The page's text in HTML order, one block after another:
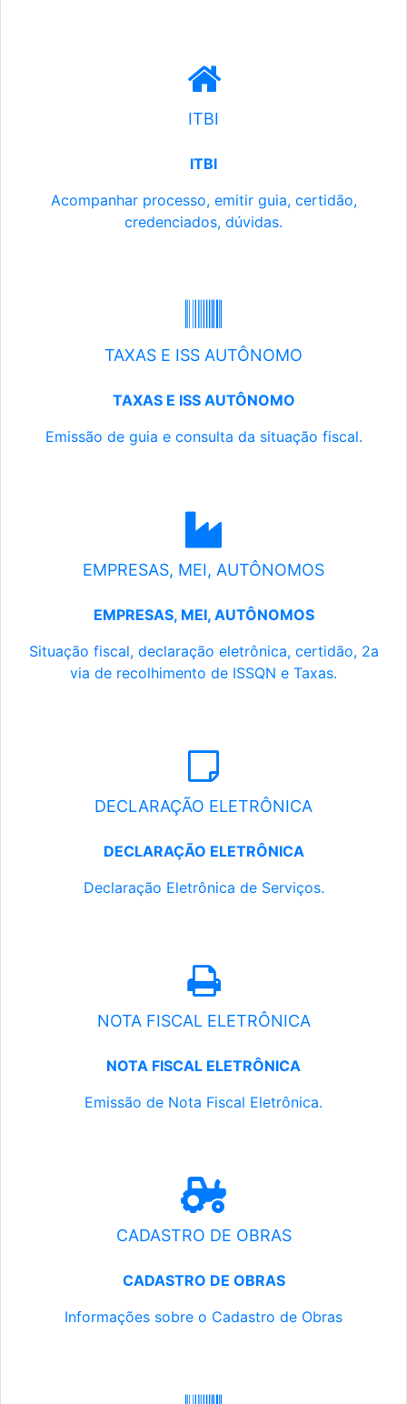
ITBI
ITBI
Acompanhar processo, emitir guia, certidão,
credenciados, dúvidas.
TAXAS E ISS AUTÔNOMO
TAXAS E ISS AUTÔNOMO
Emissão de guia e consulta da situação fiscal.
EMPRESAS, MEI, AUTÔNOMOS
EMPRESAS, MEI, AUTÔNOMOS
Situação fiscal, declaração eletrônica, certidão, 2a
via de recolhimento de ISSQN e Taxas.
DECLARAÇÃO ELETRÔNICA
DECLARAÇÃO ELETRÔNICA
Declaração Eletrônica de Serviços.
NOTA FISCAL ELETRÔNICA
NOTA FISCAL ELETRÔNICA
Emissão de Nota Fiscal Eletrônica.
CADASTRO DE OBRAS
CADASTRO DE OBRAS
Informações sobre o Cadastro de Obras